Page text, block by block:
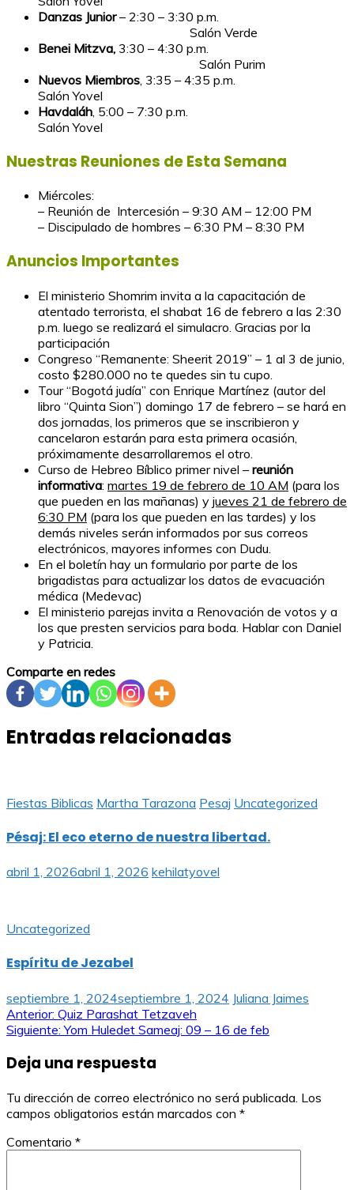
Danzas Junior– 2:30 – 3:30 p.m.
Salón Verde
Benei Mitzva, 3:30 – 4:30 p.m.
Salón Purim
Nuevos Miembros , 3:35 – 4:35 p.m.
Salón Yovel
Havdaláh , 5:00 – 7:30 p.m.
Salón Yovel
Nuestras Reuniones de Esta Semana
Miércoles:
– Reunión de Intercesión – 9:30 AM – 12:00 PM
– Discipulado de hombres – 6:30 PM – 8:30 PM
Anuncios Importantes
El ministerio Shomrim invita a la capacitación de
atentado terrorista, el shabat 16 de febrero a las 2:30
p.m. luego se realizará el simulacro. Gracias por la
participación
Congreso “Remanente: Sheerit 2019” – 1 al 3 de junio,
costo $280.000 no te quedes sin tu cupo.
Tour “Bogotá judía” con Enrique Martínez (autor del
libro “Quinta Sion”) domingo 17 de febrero – se hará en
dos jornadas, los primeros que se inscribieron y
cancelaron estarán para esta primera ocasión,
próximamente desarrollaremos el otro.
Curso de Hebreo Bíblico primer nivel – reunión
informativa: martes 19 de febrero de 10 AM (para los
que pueden en las mañanas) y jueves 21 de febrero de
6:30 PM (para los que pueden en las tardes) y los
demás niveles serán informados por sus correos
electrónicos, mayores informes con Dudu.
En el boletín hay un formulario por parte de los
brigadistas para actualizar los datos de evacuación
médica (Medevac)
El ministerio parejas invita a Renovación de votos y a
los que presten servicios para boda. Hablar con Daniel
y Patricia.
Comparte en redes
Entradas relacionadas
Fiestas Biblicas Martha Tarazona Pesaj Uncategorized
Pésaj: El eco eterno de nuestra libertad.
abril 1, 2026abril 1, 2026 kehilatyovel
Uncategorized
Espíritu de Jezabel
septiembre 1, 2024septiembre 1, 2024 Juliana Jaimes
Navegación
entradas
Anterior: Quiz Parashat Tetzaveh
Siguiente: Yom Huledet Sameaj: 09 – 16 de feb
Deja una respuesta
Tu dirección de correo electrónico no será publicada. Los
campos obligatorios están marcados con *
Comentario *